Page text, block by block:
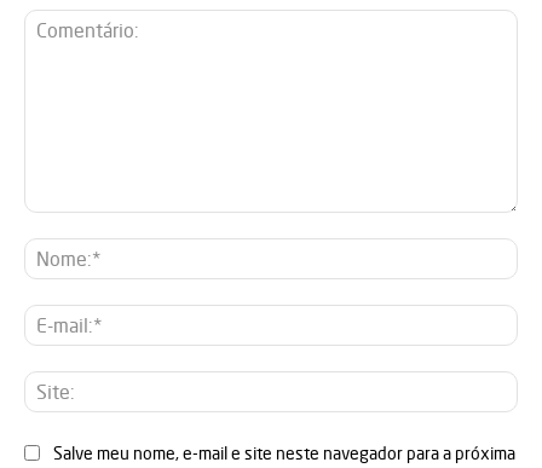
E-
Salve meu nome, e-mail e site neste navegador para a próxima